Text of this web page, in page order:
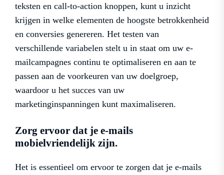
teksten en call-to-action knoppen, kunt u inzicht
krijgen in welke elementen de hoogste betrokkenheid
en conversies genereren. Het testen van
verschillende variabelen stelt u in staat om uw e-
mailcampagnes continu te optimaliseren en aan te
passen aan de voorkeuren van uw doelgroep,
waardoor u het succes van uw
marketinginspanningen kunt maximaliseren.
Zorg ervoor dat je e-mails
mobielvriendelijk zijn.
Het is essentieel om ervoor te zorgen dat je e-mails